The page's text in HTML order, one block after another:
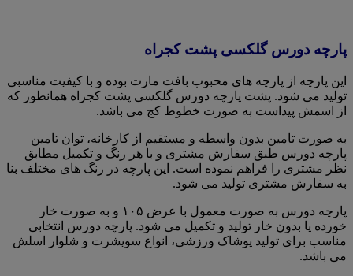
پارچه دورس گلکسی پشت کجراه
این پارچه از پارچه های محبوب بافت مارت بوده و با کیفیت مناسبی
تولید می شود. پشت پارچه دورس گلکسی پشت کجراه همانطور که
از اسمش پیداست به صورت خطوط کج می باشد.
به صورت تامین بدون واسطه و مستقیم از کارخانه، توان تامین
پارچه دورس طبق سفارش مشتری و با هر رنگ و تکمیل مطابق
نظر مشتری را فراهم نموده است. این پارچه در رنگ های مختلف بنا
به سفارش مشتری تولید می شود.
پارچه دورس به صورت معمول با عرض ۱۰۵ و به صورت خار
خورده یا بدون خار تولید و تکمیل می شود. پارچه دورس انتخابی
مناسب برای تولید پوشاک ورزشی، انواع سویشرت و شلوار اسلش
می باشد.